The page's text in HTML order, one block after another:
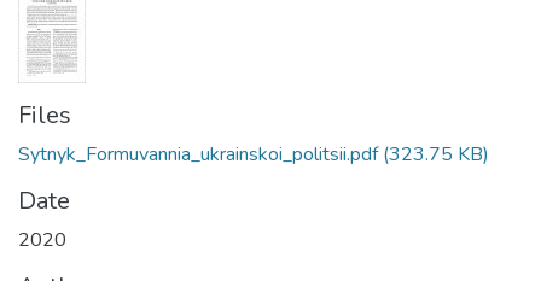
Files
Sytnyk_Formuvannia_ukrainskoi_politsii.pdf(323.75 KB)
Date
2020